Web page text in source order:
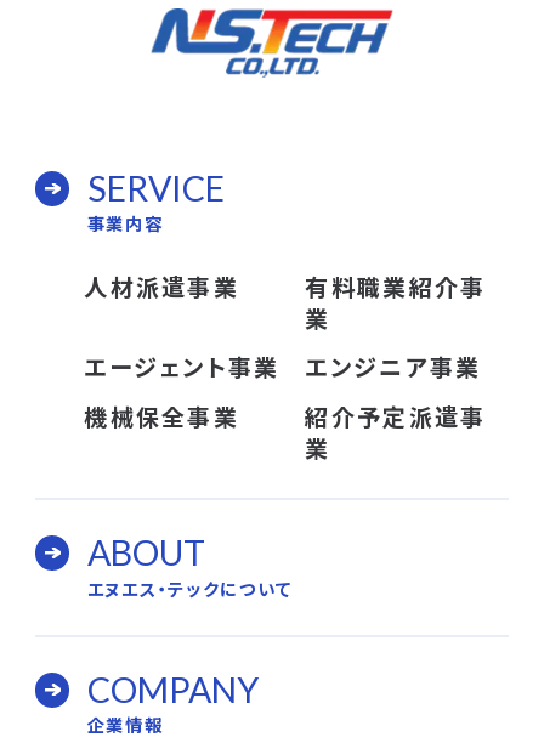
SERVICE
事業内容
人材派遣事業
有料職業紹介事
業
エージェント事業
エンジニア事業
機械保全事業
紹介予定派遣事
業
ABOUT
エヌエス・テックについて
COMPANY
企業情報